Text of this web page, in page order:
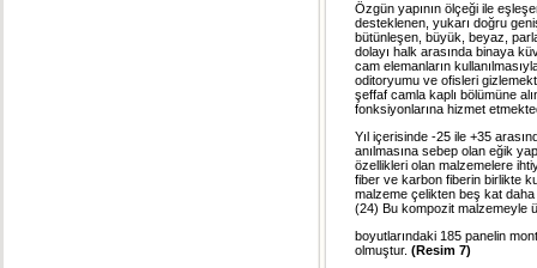
Özgün yapının ölçeği ile
desteklenen, yukarı doğru
bütünleşen, büyük, beyaz,
dolayı halk arasında binaya
cam elemanların
oditoryumu ve ofisleri
şeffaf camla kaplı bölümüne
fonksiyonlarına hizmet
Yıl içerisinde -25 ile +35
anılmasına sebep olan eğik
özellikleri olan malzemelere
fiber ve karbon fiberin birlikte
malzeme çelikten beş kat daha
(24) Bu kompozit malzemeyle
boyutlarındaki 185 panelin
olmuştur. (Resim 7)